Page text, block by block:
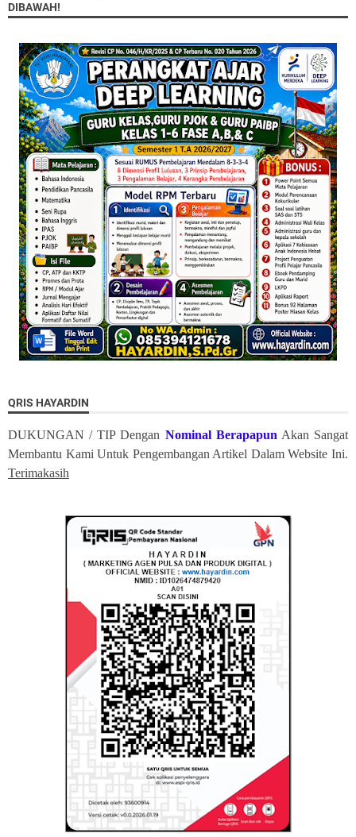
DIBAWAH!
QRIS HAYARDIN
DUKUNGAN / TIP Dengan Nominal Berapapun Akan Sangat
Membantu Kami Untuk Pengembangan Artikel Dalam Website Ini.
Terimakasih